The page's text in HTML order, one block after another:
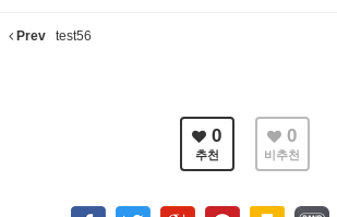
Prev test56
0
추천
0
비추천